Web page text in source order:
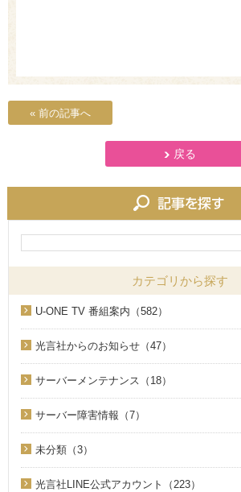
« 前の記事へ
戻る
カテゴリから探す
U-ONE TV 番組案内（582）
光言社からのお知らせ（47）
サーバーメンテナンス（18）
サーバー障害情報（7）
未分類（3）
光言社LINE公式アカウント（223）